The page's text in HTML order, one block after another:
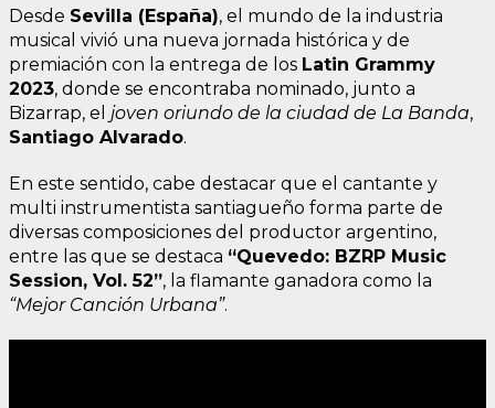
Desde Sevilla (España), el mundo de la industria
musical vivió una nueva jornada histórica y de
premiación con la entrega de los Latin Grammy
2023, donde se encontraba nominado, junto a
Bizarrap, el joven oriundo de la ciudad de La Banda,
Santiago Alvarado.
En este sentido, cabe destacar que el cantante y
multi instrumentista santiagueño forma parte de
diversas composiciones del productor argentino,
entre las que se destaca “Quevedo: BZRP Music
Session, Vol. 52”, la flamante ganadora como la
“Mejor Canción Urbana”.